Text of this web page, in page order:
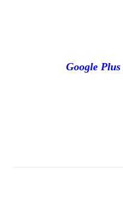
Google Plus